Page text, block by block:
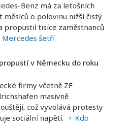
Benz má za letošních
měsíců o polovinu nižší čistý
propustil tisíce zaměstnanců
Mercedes šetří
v Německu do roku
firmy včetně ZF
masivně
což vyvolává protesty
sociální napětí.
Kdo